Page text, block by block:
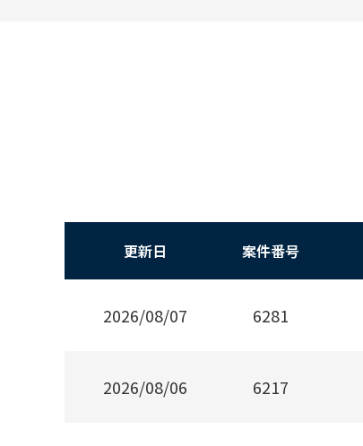
更新日 案件番号
2026/08/07 6281
2026/08/06 6217